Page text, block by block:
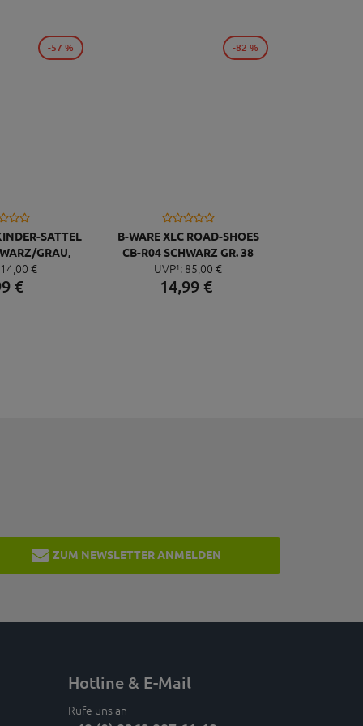
SATTEL
GRAU,
303G
14, 00 €
€
-57 %
B-WARE XLC ROAD-SHOES
CB-R04 SCHWARZ GR. 38
UVP¹: 85, 00 €
14,99€
-82 %
ZUM NEWSLETTER ANMELDEN
Hotline & E-Mail
Rufe uns an